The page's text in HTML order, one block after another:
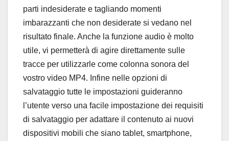
parti indesiderate e tagliando momenti
imbarazzanti che non desiderate si vedano nel
risultato finale. Anche la funzione audio è molto
utile, vi permetterà di agire direttamente sulle
tracce per utilizzarle come colonna sonora del
vostro video MP4. Infine nelle opzioni di
salvataggio tutte le impostazioni guideranno
l’utente verso una facile impostazione dei requisiti
di salvataggio per adattare il contenuto ai nuovi
dispositivi mobili che siano tablet, smartphone,